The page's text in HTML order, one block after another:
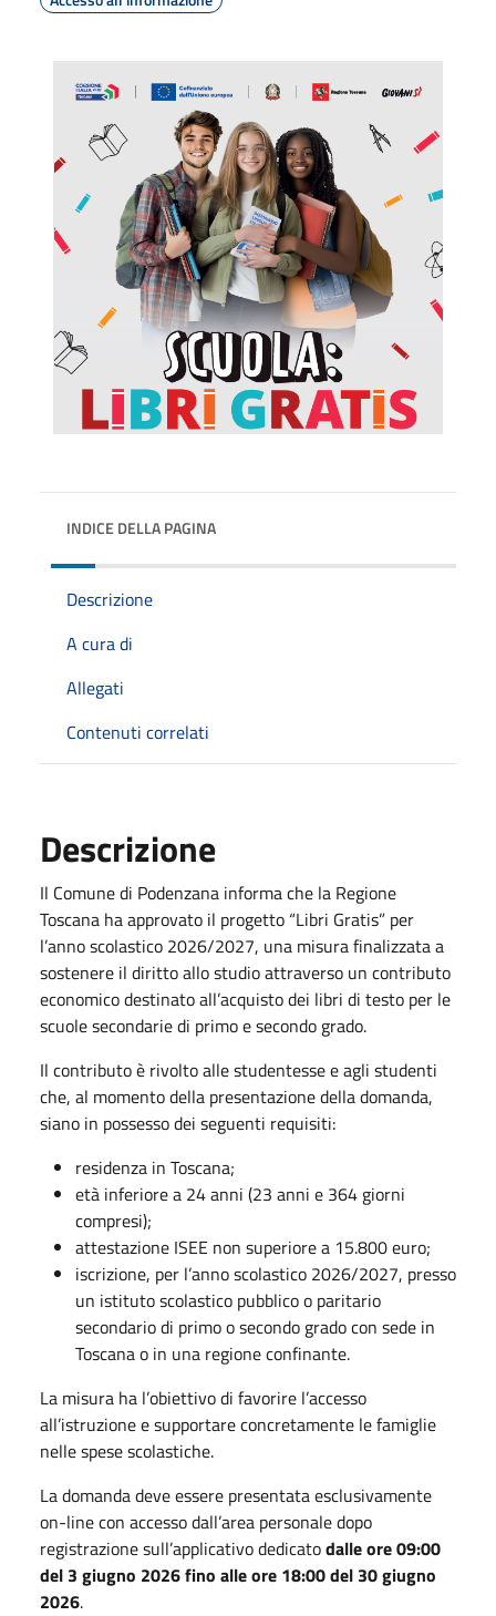
INDICE DELLA PAGINA
Descrizione
A cura di
Allegati
Contenuti correlati
Descrizione
Il Comune di Podenzana informa che la Regione
Toscana ha approvato il progetto “Libri Gratis” per
l’anno scolastico 2026/2027, una misura finalizzata a
sostenere il diritto allo studio attraverso un contributo
economico destinato all’acquisto dei libri di testo per le
scuole secondarie di primo e secondo grado.
Il contributo è rivolto alle studentesse e agli studenti
che, al momento della presentazione della domanda,
siano in possesso dei seguenti requisiti:
residenza in Toscana;
età inferiore a 24 anni (23 anni e 364 giorni
compresi);
attestazione ISEE non superiore a 15.800 euro;
iscrizione, per l’anno scolastico 2026/2027, presso
un istituto scolastico pubblico o paritario
secondario di primo o secondo grado con sede in
Toscana o in una regione confinante.
La misura ha l’obiettivo di favorire l’accesso
all’istruzione e supportare concretamente le famiglie
nelle spese scolastiche.
La domanda deve essere presentata esclusivamente
on-line con accesso dall’area personale dopo
registrazione sull’applicativo dedicatodalle ore 09:00
del 3 giugno 2026 fino alle ore 18:00 del 30 giugno
2026.